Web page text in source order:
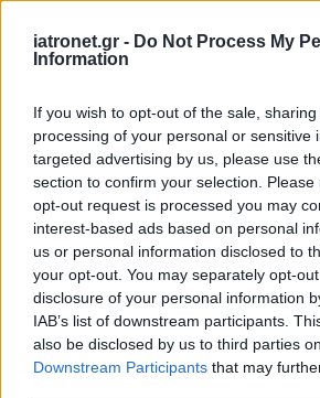
iatronet.gr - Do Not Process My
Information
If you wish to opt-out of the sale,
processing of your personal or sensitive
targeted advertising by us, please use
section to confirm your selection.
opt-out request is processed you may
interest-based ads based on personal
us or personal information disclosed to
your opt-out. You may separately opt-
disclosure of your personal information
IAB’s list of downstream participants.
also be disclosed by us to third parties
Downstream Participants that may